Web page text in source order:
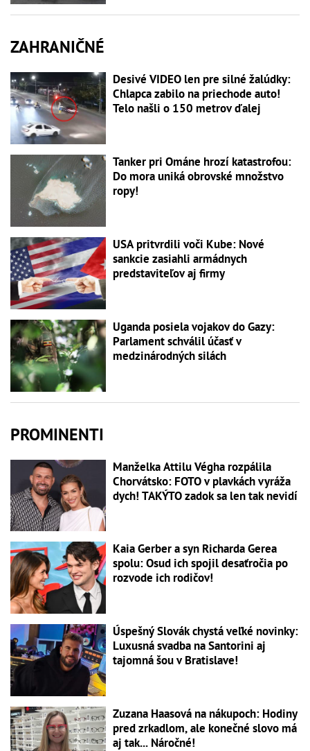
ZAHRANIČNÉ
Desivé VIDEO len pre silné žalúdky:
Chlapca zabilo na priechode auto!
Telo našli o 150 metrov ďalej
Tanker pri Ománe hrozí katastrofou:
Do mora uniká obrovské množstvo
ropy!
USA pritvrdili voči Kube: Nové
sankcie zasiahli armádnych
predstaviteľov aj firmy
Uganda posiela vojakov do Gazy:
Parlament schválil účasť v
medzinárodných silách
PROMINENTI
Manželka Attilu Végha rozpálila
Chorvátsko: FOTO v plavkách vyráža
dych! TAKÝTO zadok sa len tak nevidí
Kaia Gerber a syn Richarda Gerea
spolu: Osud ich spojil desaťročia po
rozvode ich rodičov!
Úspešný Slovák chystá veľké novinky:
Luxusná svadba na Santorini aj
tajomná šou v Bratislave!
Zuzana Haasová na nákupoch: Hodiny
pred zrkadlom, ale konečné slovo má
aj tak... Náročné!